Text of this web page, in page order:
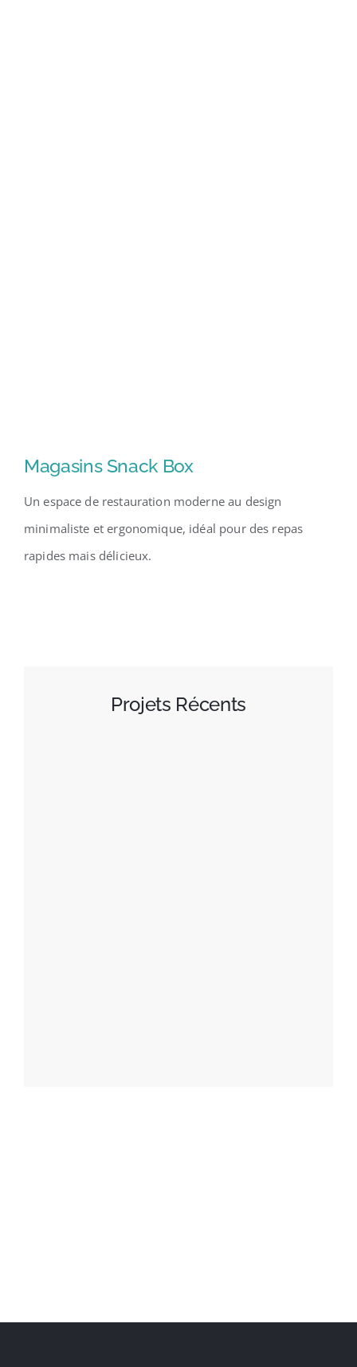
Magasins Snack Box
Un espace de restauration moderne au design
minimaliste et ergonomique, idéal pour des repas
rapides mais délicieux.
Projets Récents